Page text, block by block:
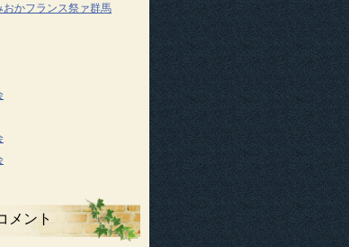
おかフランス祭ァ群馬
メント